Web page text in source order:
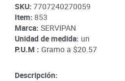
SKU:7707240270059
Item: 853
Marca: SERVIPAN
Unidad de medida: un
P.U.M : Gramo a $20.57
Descripción: